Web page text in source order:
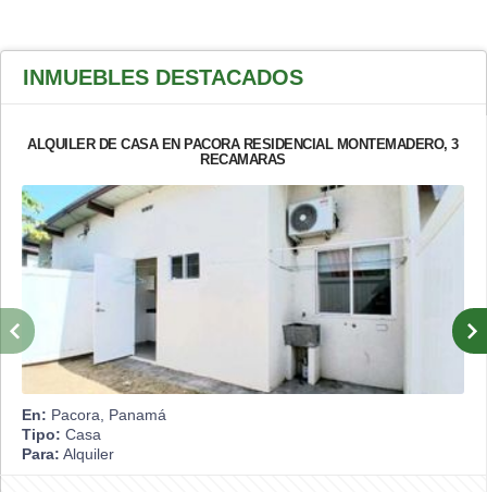
INMUEBLES DESTACADOS
ALQUILER DE CASA EN PACORA RESIDENCIAL MONTEMADERO, 3
RECAMARAS
En: Pacora, Panamá
Tipo: Casa
Para: Alquiler